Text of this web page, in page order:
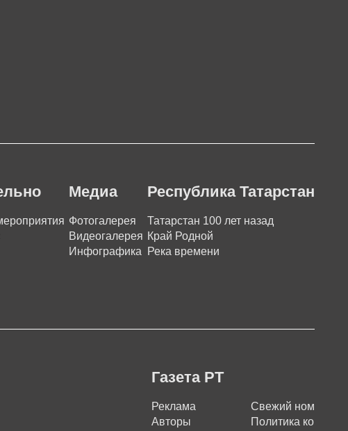
Медиа
Фотогалерея
Видеогалерея
Инфографика
Республика Татарстан
Татарстан 100 лет назад
Край Родной
Река времени
Газета РТ
Реклама
Авторы
Свежий номер
Политика